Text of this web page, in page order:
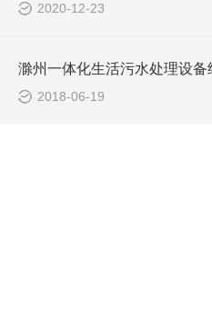
2020-12-23
2018-06-19